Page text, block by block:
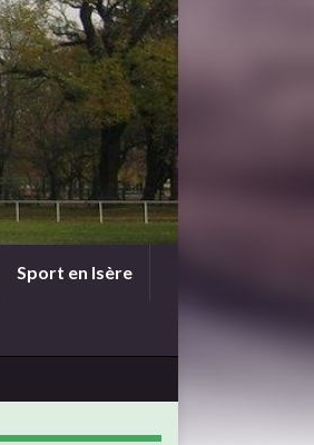
Sport en Isère